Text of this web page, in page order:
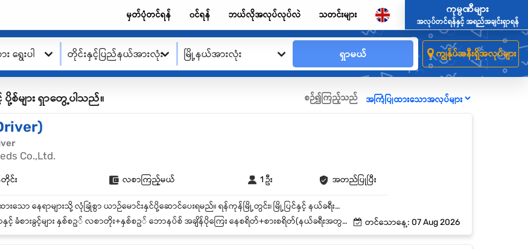
မှတ်ပုံတင်ရန် ၀င်ရန် ဘယ်လိုအလုပ်လုပ်လဲ သတင်းများ
ကုမ္ပဏီများ
အလုပ်တင်ရန်နှင့် အရည်အချင်းရှာရန်
ရွေးပါ တိုင်းနှင့်ပြည်နယ်အားလုံး မြို့နယ်အားလုံး ရှာမယ် ကျွန်ုပ်အနီးရှိအလုပ်များ
ပို့စ်များ ရှာတွေ့ပါသည်။ စဉ်၍ကြည့်သည်
Co.,Ltd.
င်း လစာကြည့်မယ် 1 ဦး အတည်ပြုပြီး
ကုမ္ပဏီမှ သတ်မှတ်ထားသော နေရာများသို့ လုံခြုံစွာ ယာဉ်မောင်းနှင်ပို့ဆောင်ပေးရမည်။ ရန်ကုန်မြို့တွင်း၊ မြို့ပြင်နှင့် နယ်ခရီးများကို လိုအပ်သလို သွားလာပို့ဆောင်ပေးရမည်။ ကား၏ နေ့စဉ်ကြံ့ခိုင်မှု (Daily Inspection) ကို စစ်ဆေးရမည်။ ဆီသုံးစွဲမှုမှတ်တမ်းများနှင့် အလုပ်ချိန်မှတ်တမ်းများကို စနစ်တကျ ရေးသွင်းထိန်းသိမ်းရမည်။ ယာဉ်ကို သန့်ရှင်းသပ်ရပ်စွာ ထိန်းသိမ်းရမည်။ လမ်းစည်းကမ်းနှင့် ယာဉ်စည်းကမ်းများကို လိုက်နာပြီး လုံခြုံစွာ မောင်းနှင်ရမည်။ လိုအပ်ပါက နယ်ခရီးထွက်နိုင်ရမည်။
င့် ခံစားခွင့်များ နှစ်စဥ် လစာတိုး+နှစ်စဥ် ဘောနပ်စ် အချိန်ပိုကြေး နေစရိတ်+စားစရိတ်(နယ်ခရီးအတွက်) တင်သောနေ့: 07 Aug 2026